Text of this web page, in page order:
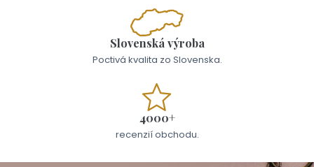
Slovenská výroba
Poctivá kvalita zo Slovenska.
4000+
recenzií obchodu.